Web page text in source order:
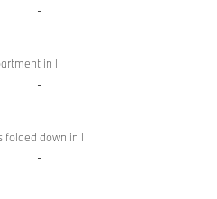
-
in l
-
folded down in l
-